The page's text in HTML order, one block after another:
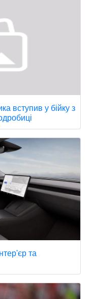
вступив у бійку з
та